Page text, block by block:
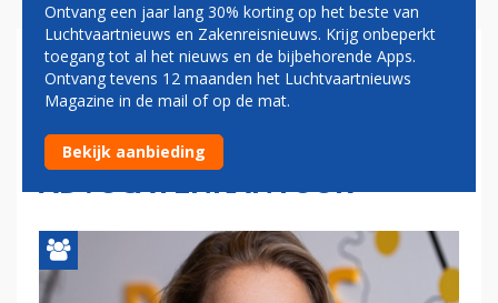
VOORMALIG SCHIPHOL-
DIRECTEUR HANNE BUIS AAN
DE SLAG BIJ PRESTIGIEUS
ADVOCATENKANTOOR
Ontvang een jaar lang 30% korting op het beste van
Luchtvaartnieuws en Zakenreisnieuws. Krijg onbeperkt
toegang tot al het nieuws en de bijbehorende Apps.
Ontvang tevens 12 maanden het Luchtvaartnieuws
Magazine in de mail of op de mat.
Bekijk aanbieding